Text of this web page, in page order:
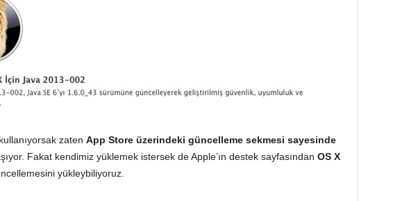
zaten App Store üzerindeki güncelleme sekmesi sayesinde
Fakat kendimiz yüklemek istersek de Apple’ın destek sayfasından OS X
yükleybiliyoruz.